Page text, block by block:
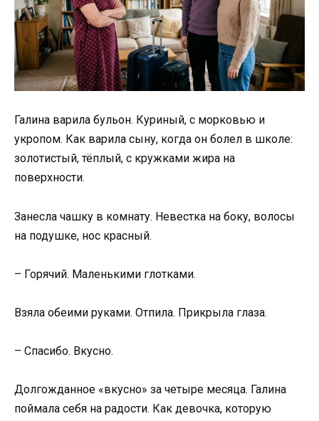
Галина варила бульон. Куриный, с морковью и
укропом. Как варила сыну, когда он болел в школе:
золотистый, тёплый, с кружками жира на
поверхности.
Занесла чашку в комнату. Невестка на боку, волосы
на подушке, нос красный.
– Горячий. Маленькими глотками.
Взяла обеими руками. Отпила. Прикрыла глаза.
– Спасибо. Вкусно.
Долгожданное «вкусно» за четыре месяца. Галина
поймала себя на радости. Как девочка, которую